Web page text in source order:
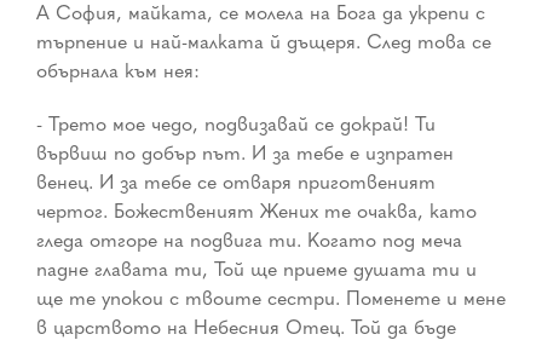
А София, майката, се молела на Бога да укрепи с
търпение и най-малката й дъщеря. След това се
обърнала към нея:
- Трето мое чедо, подвизавай се докрай! Ти
вървиш по добър път. И за тебе е изпратен
венец. И за тебе се отваря приготвеният
чертог. Божественият Жених те очаква, като
гледа отгоре на подвига ти. Когато под меча
падне главата ти, Той ще приеме душата ти и
ще те упокои с твоите сестри. Поменете и мене
в царството на Небесния Отец. Той да бъде